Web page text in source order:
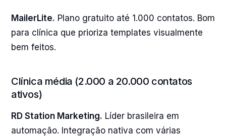
MailerLite. Plano gratuito até 1.000 contatos. Bom
para clínica que prioriza templates visualmente
bem feitos.
Clínica média (2.000 a 20.000 contatos
ativos)
RD Station Marketing. Líder brasileira em
automação. Integração nativa com várias